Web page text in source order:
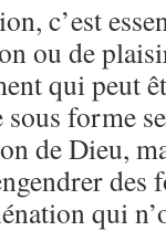
c’est
ou de
qui peut
sous forme
de Dieu,
des
qui